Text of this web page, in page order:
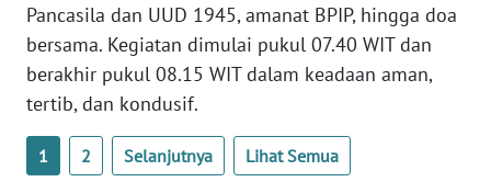
Pancasila dan UUD 1945, amanat BPIP, hingga doa
bersama. Kegiatan dimulai pukul 07.40 WIT dan
berakhir pukul 08.15 WIT dalam keadaan aman,
tertib, dan kondusif.
1 2 Selanjutnya Lihat Semua
WN
SULTRA
WN